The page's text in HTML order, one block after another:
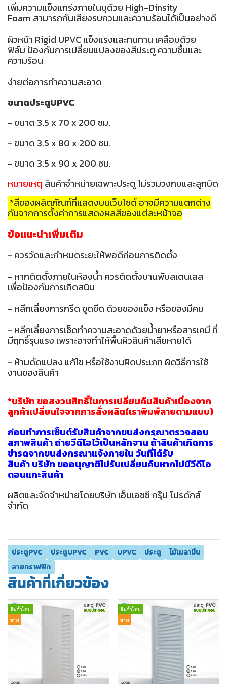
เพิ่มความแข็งแกร่งภายในบุด้วย High-Dinsity
Foam สามารถกันเสียงรบกวนและความร้อนได้เป็นอย่างดี
ผิวหน้า Rigid UPVC แข็งแรงและทนทาน เคลือบด้วย
ฟิล์ม ป้องกันการเปลี่ยนแปลงของสีประตู ความชื้นและ
ความร้อน
ง่ายต่อการทำความสะอาด
ขนาดประตูUPVC
- ขนาด 3.5 x 70 x 200 ซม.
- ขนาด 3.5 x 80 x 200 ซม.
- ขนาด 3.5 x 90 x 200 ซม.
หมายเหตุ สินค้าจำหน่ายเฉพาะประตู ไม่รวมวงกบและลูกบิด
*สีของผลิตภัณฑ์ที่แสดงบนเว็บไซต์ อาจมีความแตกต่าง
กันจากการตั้งค่าการแสดงผลสีของแต่ละหน้าจอ
ข้อแนะนำเพิ่มเติม
- ควรวัดและกำหนดระยะให้พอดีก่อนการติดตั้ง
- หากติดตั้งภายในห้องน้ำ ควรติดตั้งบานพับสเตนเลส
เพื่อป้องกันการเกิดสนิม
- หลีกเลี่ยงการกรีด ขูดขีด ด้วยของแข็ง หรือของมีคม
- หลีกเลี่ยงการเช็ดทำความสะอาดด้วยน้ำยาหรือสารเคมี ที่
มีฤทธิ์รุนแรง เพราะอาจทำให้พื้นผิวสินค้าเสียหายได้
- ห้ามดัดแปลง แก้ไข หรือใช้งานผิดประเภท ผิดวิธีการใช้
งานของสินค้า
*บริษัท ขอสงวนสิทธิ์ในการเปลี่ยนคืนสินค้าเนื่องจาก
ลูกค้าเปลี่ยนใจจากการสั่งผลิต(เราพิมพ์ลายตามแบบ)
ก่อนทำการเซ็นต์รับสินค้าจากขนส่งกรุณาตรวจสอบ
สภาพสินค้า ถ่ายวีดีโอไว้เป็นหลักฐาน ถ้าสินค้าเกิดการ
ชำรุดจากขนส่งกรุณาแจ้งภายใน วันที่ได้รับ
สินค้า บริษัท ขออนุญาติไม่รับเปลี่ยนคืนหากไม่มีวีดีโอ
ตอนแกะสินค้า
ผลิตและจัดจำหน่ายโดยบริษัท เอ็มเอชซี กรุ๊ป โปรดักส์
จำกัด
ประตูPVC ประตูUPVC PVC UPVC ประตู
ไม้เมลามีน
ลายกราฟฟิก
สินค้าที่เกี่ยวข้อง
สินค้าใหม่
ขาย
สินค้าใหม่
ขาย